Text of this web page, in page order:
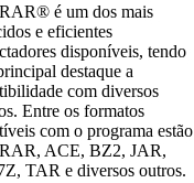
é um dos mais
e eficientes
disponíveis, tendo
destaque a
com diversos
Entre os formatos
com o programa estão
ACE, BZ2, JAR,
TAR e diversos outros.